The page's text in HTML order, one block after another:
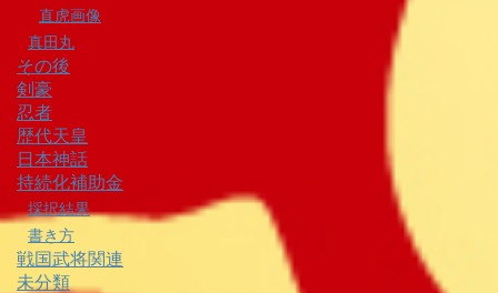
直虎画像
真田丸
その後
剣豪
忍者
歴代天皇
日本神話
持続化補助金
採択結果
書き方
戦国武将関連
未分類